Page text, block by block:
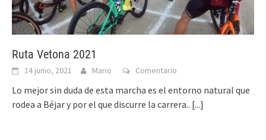
Ruta Vetona 2021
14 junio, 2021 Mario Comentario
Lo mejor sin duda de esta marcha es el entorno natural que
rodea a Béjar y por el que discurre la carrera.. [...]